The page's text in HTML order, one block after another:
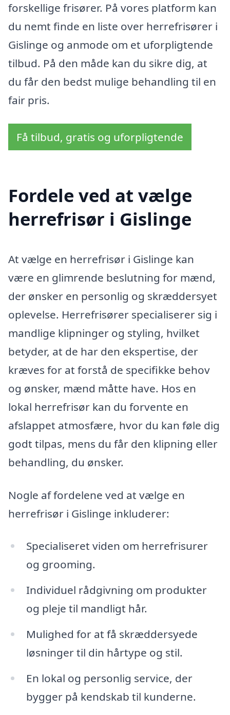
forskellige frisører. På vores platform kan
du nemt finde en liste over herrefrisører i
Gislinge og anmode om et uforpligtende
tilbud. På den måde kan du sikre dig, at
du får den bedst mulige behandling til en
fair pris.
Få tilbud, gratis og uforpligtende
Fordele ved at vælge
herrefrisør i Gislinge
At vælge en herrefrisør i Gislinge kan
være en glimrende beslutning for mænd,
der ønsker en personlig og skræddersyet
oplevelse. Herrefrisører specialiserer sig i
mandlige klipninger og styling, hvilket
betyder, at de har den ekspertise, der
kræves for at forstå de specifikke behov
og ønsker, mænd måtte have. Hos en
lokal herrefrisør kan du forvente en
afslappet atmosfære, hvor du kan føle dig
godt tilpas, mens du får den klipning eller
behandling, du ønsker.
Nogle af fordelene ved at vælge en
herrefrisør i Gislinge inkluderer:
Specialiseret viden om herrefrisurer
og grooming.
Individuel rådgivning om produkter
og pleje til mandligt hår.
Mulighed for at få skræddersyede
løsninger til din hårtype og stil.
En lokal og personlig service, der
bygger på kendskab til kunderne.